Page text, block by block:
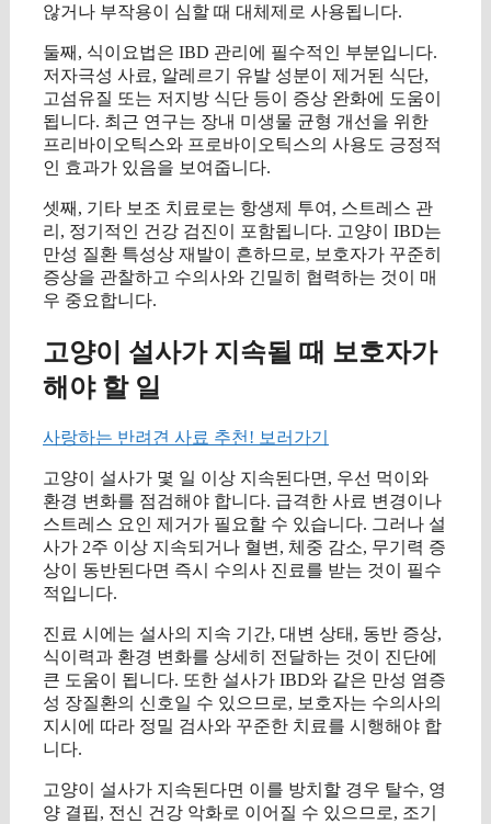
않거나 부작용이 심할 때 대체제로 사용됩니다.
둘째, 식이요법은 IBD 관리에 필수적인 부분입니다.
저자극성 사료, 알레르기 유발 성분이 제거된 식단,
고섬유질 또는 저지방 식단 등이 증상 완화에 도움이
됩니다. 최근 연구는 장내 미생물 균형 개선을 위한
프리바이오틱스와 프로바이오틱스의 사용도 긍정적
인 효과가 있음을 보여줍니다.
셋째, 기타 보조 치료로는 항생제 투여, 스트레스 관
리, 정기적인 건강 검진이 포함됩니다. 고양이 IBD는
만성 질환 특성상 재발이 흔하므로, 보호자가 꾸준히
증상을 관찰하고 수의사와 긴밀히 협력하는 것이 매
우 중요합니다.
고양이 설사가 지속될 때 보호자가
해야 할 일
사랑하는 반려견 사료 추천! 보러가기
고양이 설사가 몇 일 이상 지속된다면, 우선 먹이와
환경 변화를 점검해야 합니다. 급격한 사료 변경이나
스트레스 요인 제거가 필요할 수 있습니다. 그러나 설
사가 2주 이상 지속되거나 혈변, 체중 감소, 무기력 증
상이 동반된다면 즉시 수의사 진료를 받는 것이 필수
적입니다.
진료 시에는 설사의 지속 기간, 대변 상태, 동반 증상,
식이력과 환경 변화를 상세히 전달하는 것이 진단에
큰 도움이 됩니다. 또한 설사가 IBD와 같은 만성 염증
성 장질환의 신호일 수 있으므로, 보호자는 수의사의
지시에 따라 정밀 검사와 꾸준한 치료를 시행해야 합
니다.
고양이 설사가 지속된다면 이를 방치할 경우 탈수, 영
양 결핍, 전신 건강 악화로 이어질 수 있으므로, 조기